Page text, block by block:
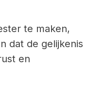
te maken,
dat de gelijkenis
en